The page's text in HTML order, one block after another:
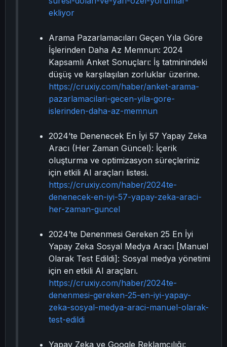
ekliyor
Arama Pazarlamacıları Geçen Yıla Göre
İşlerinden Daha Az Memnun: 2024
Kapsamlı Anket Sonuçları: İş tatminindeki
düşüş ve karşılaşılan zorluklar üzerine.
https://cruxiy.com/haber/anket-arama-
pazarlamacilari-gecen-yila-gore-
islerinden-daha-az-memnun
2024’te Denenecek En İyi 57 Yapay Zeka
Aracı (Her Zaman Güncel): İçerik
oluşturma ve optimizasyon süreçleriniz
için etkili AI araçları listesi.
https://cruxiy.com/haber/2024te-
denenecek-en-iyi-57-yapay-zeka-araci-
her-zaman-guncel
2024’te Denenmesi Gereken 25 En İyi
Yapay Zeka Sosyal Medya Aracı [Manuel
Olarak Test Edildi]: Sosyal medya yönetimi
için en etkili AI araçları.
https://cruxiy.com/haber/2024te-
denenmesi-gereken-25-en-iyi-yapay-
zeka-sosyal-medya-araci-manuel-olarak-
test-edildi
Yapay Zeka ve Google Reklamcılığı: